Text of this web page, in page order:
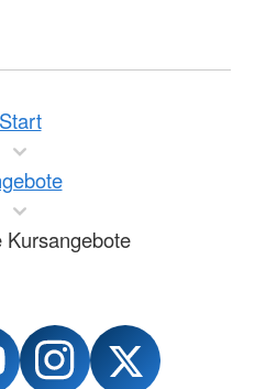
Start
Kursangebote